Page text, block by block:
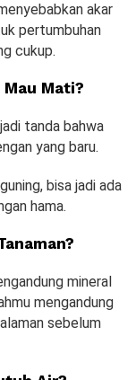
akar
pertumbuhan
cukup.
Mati?
tanda bahwa
yang baru.
bisa jadi ada
hama.
mineral
mengandung
sebelum